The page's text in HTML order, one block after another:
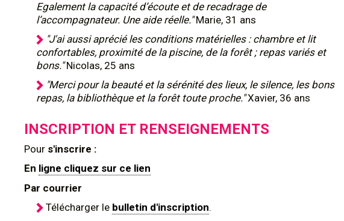
Egalement la capacité d’écoute et de recadrage de
l’accompagnateur. Une aide réelle."Marie, 31 ans
"J'ai aussi aprécié les conditions matérielles : chambre et lit
confortables, proximité de la piscine, de la forêt ; repas variés et
bons."Nicolas, 25 ans
"Merci pour la beauté et la sérénité des lieux, le silence, les bons
repas, la bibliothèque et la forêt toute proche."Xavier, 36 ans
INSCRIPTION ET RENSEIGNEMENTS
Pour s'inscrire :
En ligne cliquez sur ce lien
Par courrier
Télécharger le bulletin d'inscription.